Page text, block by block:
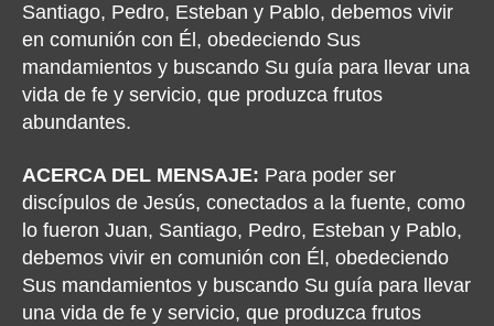
Santiago, Pedro, Esteban y Pablo, debemos vivir
en comunión con Él, obedeciendo Sus
mandamientos y buscando Su guía para llevar una
vida de fe y servicio, que produzca frutos
abundantes.
ACERCA DEL MENSAJE: Para poder ser
discípulos de Jesús, conectados a la fuente, como
lo fueron Juan, Santiago, Pedro, Esteban y Pablo,
debemos vivir en comunión con Él, obedeciendo
Sus mandamientos y buscando Su guía para llevar
una vida de fe y servicio, que produzca frutos